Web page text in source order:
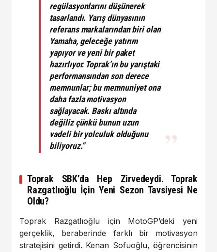
regülasyonlarını düşünerek
tasarlandı. Yarış dünyasının
referans markalarından biri olan
Yamaha, geleceğe yatırım
yapıyor ve yeni bir paket
hazırlıyor. Toprak’ın bu yarıştaki
performansından son derece
memnunlar; bu memnuniyet ona
daha fazla motivasyon
sağlayacak. Baskı altında
değiliz çünkü bunun uzun
vadeli bir yolculuk olduğunu
biliyoruz.”
Toprak SBK’da Hep Zirvedeydi. Toprak
Razgatlıoğlu İçin Yeni Sezon Tavsiyesi Ne
Oldu?
Toprak Razgatlıoğlu için MotoGP’deki yeni
gerçeklik, beraberinde farklı bir motivasyon
stratejisini getirdi. Kenan Sofuoğlu, öğrencisinin